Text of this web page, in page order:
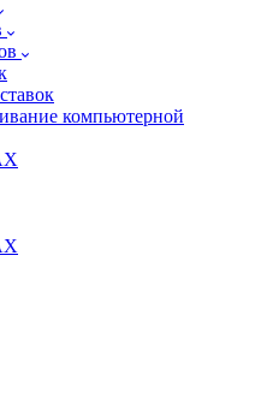
компьютерной